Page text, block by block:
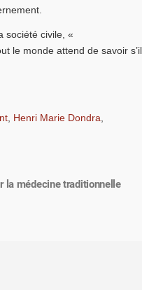
société civile, «
le monde attend de savoir s’il
Henri Marie Dondra
la médecine traditionnelle